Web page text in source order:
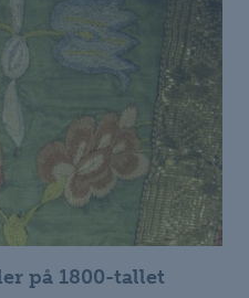
på 1800-tallet